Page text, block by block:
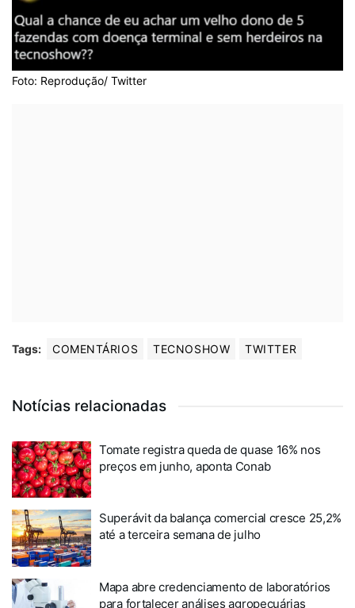
Foto: Reprodução/ Twitter
Tags: COMENTÁRIOS TECNOSHOW TWITTER
Notícias relacionadas
Tomate registra queda de quase 16% nos
preços em junho, aponta Conab
Superávit da balança comercial cresce 25,2%
até a terceira semana de julho
Mapa abre credenciamento de laboratórios
para fortalecer análises agropecuárias